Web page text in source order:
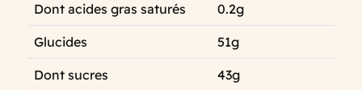
Dont acides gras saturés 0.2g
Glucides 51g
Dont sucres 43g